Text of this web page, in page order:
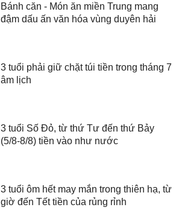
Bánh căn - Món ăn miền Trung mang
đậm dấu ấn văn hóa vùng duyên hải
3 tuổi phải giữ chặt túi tiền trong tháng 7
âm lịch
3 tuổi Số Đỏ, từ thứ Tư đến thứ Bảy
(5/8-8/8) tiền vào như nước
3 tuổi ôm hết may mắn trong thiên hạ, từ
giờ đến Tết tiền của rủng rỉnh